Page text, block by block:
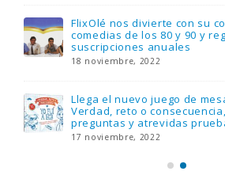
FlixOlé nos divierte con su
comedias de los 80 y 90 y
suscripciones anuales
18 noviembre, 2022
Llega el nuevo juego de
Verdad, reto o
preguntas y atrevidas
17 noviembre, 2022